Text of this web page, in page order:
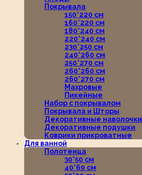
Покрывала
150*220 см
160*220 см
180*240 см
220*240 см
230*250 см
240*260 см
250*270 см
260*260 см
260*270 см
Махровые
Пикейные
Набор с покрывалом
Покрывала и Шторы
Декоративные наволочки
Декоративные подушки
Коврики прикроватные
Для ванной
Полотенца
30*50 см
40*60 см